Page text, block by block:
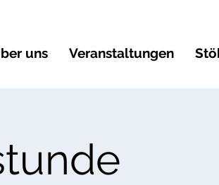
uns Veranstaltungen